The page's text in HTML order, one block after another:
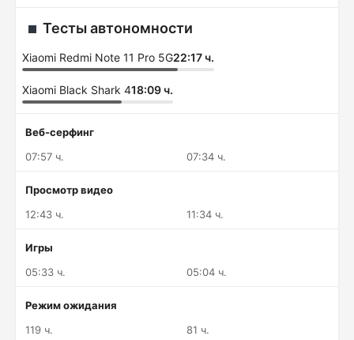
Тесты автономности
Xiaomi Redmi Note 11 Pro 5G22:17 ч.
Xiaomi Black Shark 418:09 ч.
Веб-серфинг
07:57 ч.
07:34 ч.
Просмотр видео
12:43 ч.
11:34 ч.
Игры
05:33 ч.
05:04 ч.
Режим ожидания
119 ч.
81 ч.